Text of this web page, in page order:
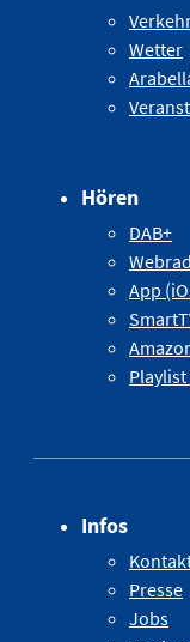
Wetter
Hören
DAB+
App
Infos
Presse
Jobs